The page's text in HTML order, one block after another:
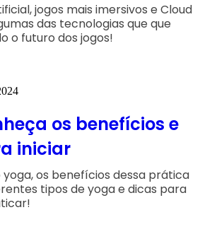
jogos mais imersivos e Cloud
das tecnologias que que
o futuro dos jogos!
os benefícios e
iniciar
yoga, os benefícios dessa prática
tipos de yoga e dicas para